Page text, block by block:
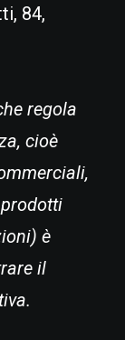
84,
regola
cioè
è
il